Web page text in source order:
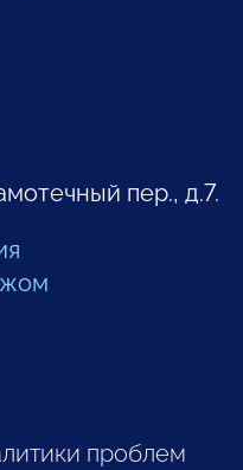
пер., д.7.
проблем